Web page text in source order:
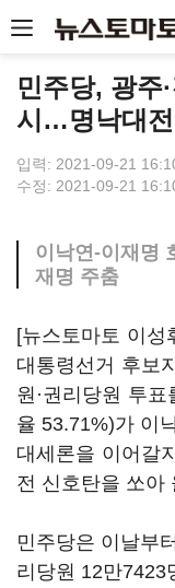
민주당, 광주
시…명낙대
입력: 2021-09-21
수정: 2021-09-21
이낙연-이재명
재명 주춤
[뉴스토마토 이성
대통령선거 후보
원·권리당원 투
율 53.71%)가 이
대세론을 이어갈
전 신호탄을 쏘아
민주당은 이날부
리당원 12만7423